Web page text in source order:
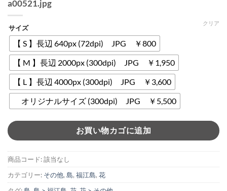
a00521.jpg
サイズ
【 S 】長辺 640px (72dpi) JPG ￥800
【 M 】長辺 2000px (300dpi) JPG ￥1,950
【 L 】長辺 4000px (300dpi) JPG ￥3,600
オリジナルサイズ (300dpi) JPG ￥5,500
クリア
お買い物カゴに追加
商品コード:該当なし
カテゴリー: その他, 島, 福江島, 花